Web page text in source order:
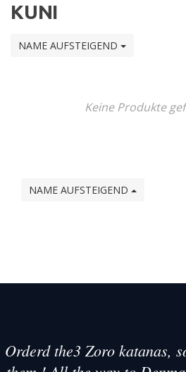
KUNI
NAME AUFSTEIGEND
Keine Produkte
NAME AUFSTEIGEND
Orderd the3 Zoro katanas,